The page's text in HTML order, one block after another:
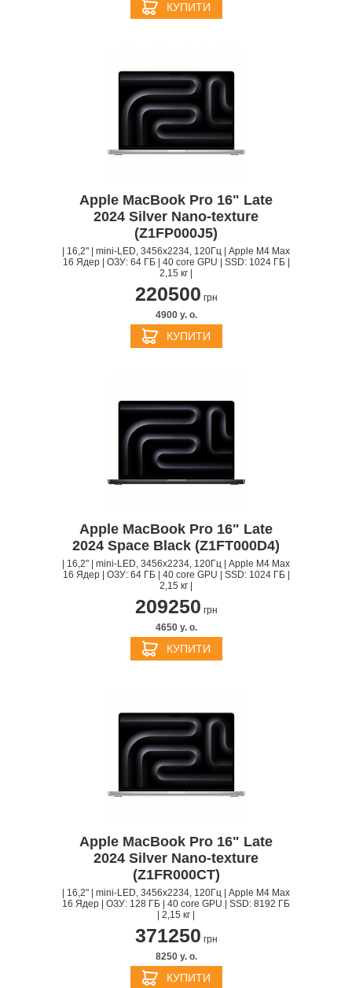
КУПИТИ
Apple MacBook Pro 16" Late
2024 Silver Nano-texture
(Z1FP000J5)
| 16,2" | mini-LED, 3456x2234, 120Гц | Apple M4 Max
16 Ядер | ОЗУ: 64 ГБ | 40 core GPU | SSD: 1024 ГБ |
2,15 кг |
220500 грн
4900 y. о.
КУПИТИ
Apple MacBook Pro 16" Late
2024 Space Black (Z1FT000D4)
| 16,2" | mini-LED, 3456x2234, 120Гц | Apple M4 Max
16 Ядер | ОЗУ: 64 ГБ | 40 core GPU | SSD: 1024 ГБ |
2,15 кг |
209250 грн
4650 y. о.
КУПИТИ
Apple MacBook Pro 16" Late
2024 Silver Nano-texture
(Z1FR000CT)
| 16,2" | mini-LED, 3456x2234, 120Гц | Apple M4 Max
16 Ядер | ОЗУ: 128 ГБ | 40 core GPU | SSD: 8192 ГБ
| 2,15 кг |
371250 грн
8250 y. о.
КУПИТИ